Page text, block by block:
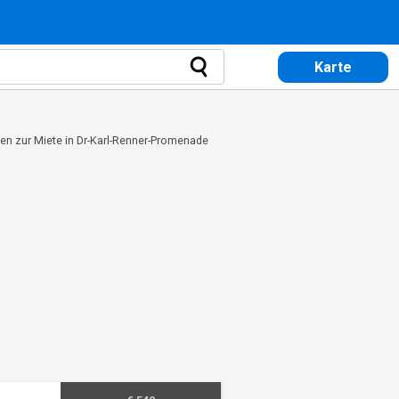
Karte
zur Miete in Dr-Karl-Renner-Promenade